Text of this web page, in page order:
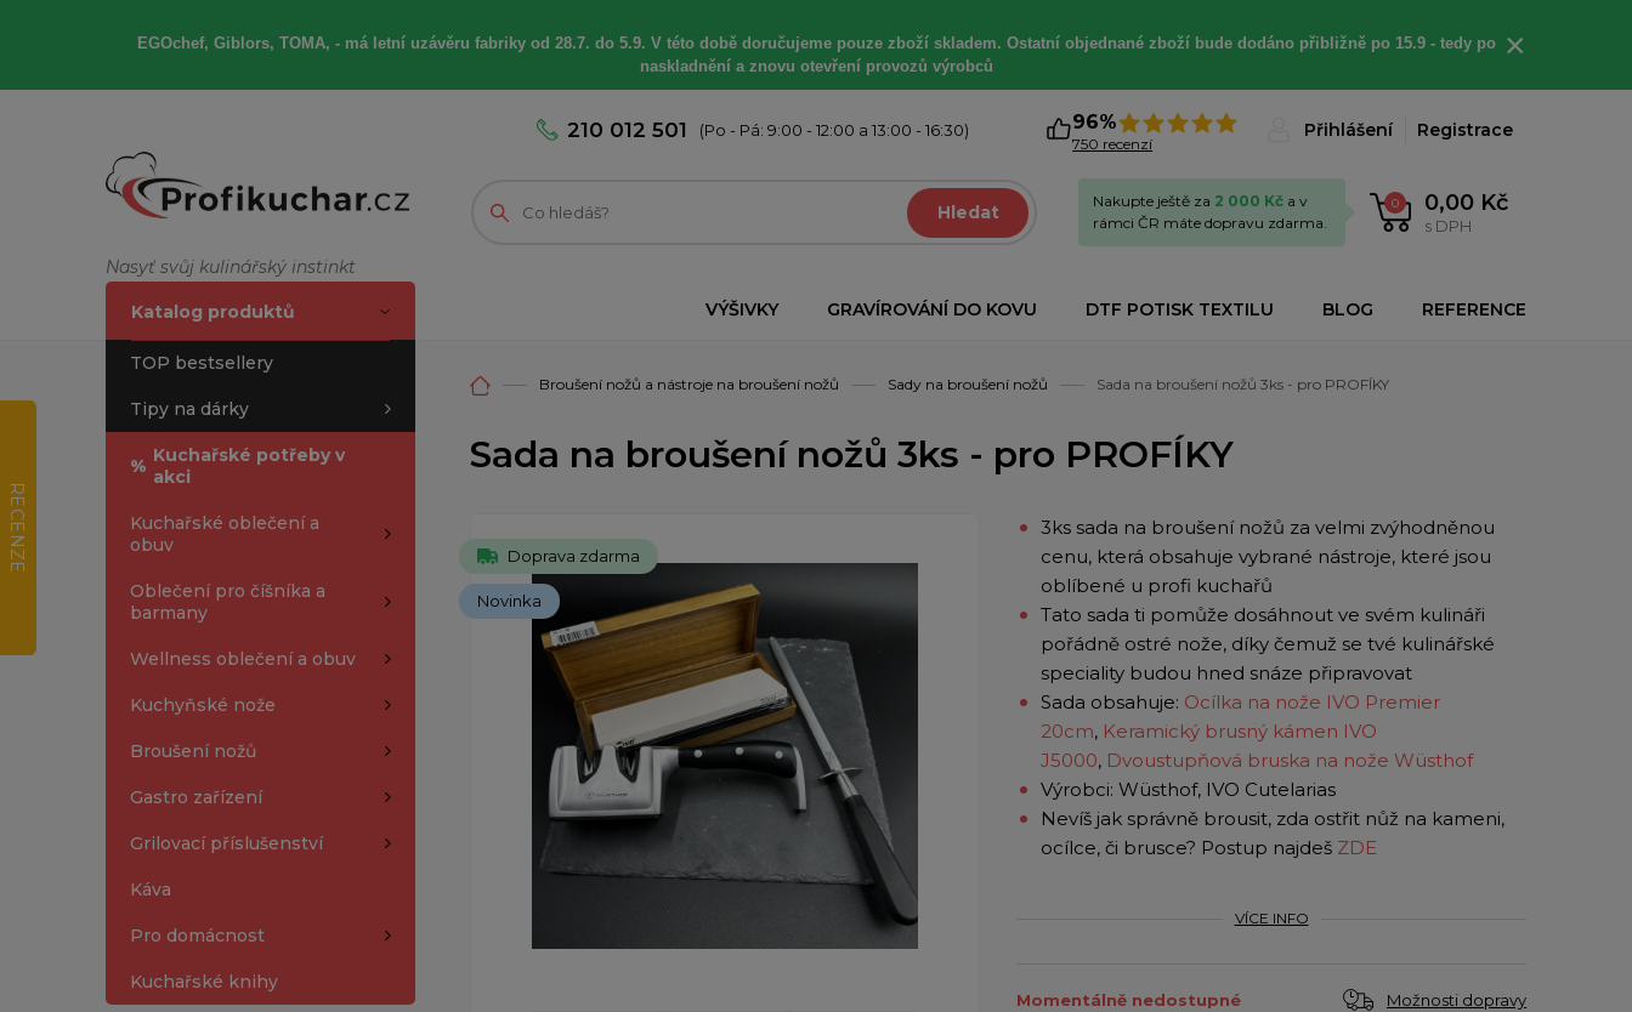
EGOchef, Giblors, TOMA, -má letní uzávěru fabriky od 28.7. do 5.9. V této době doručujeme pouze zboží skladem. Ostatní objednané zboží bude dodáno přibližně po 15.9 - tedy po
naskladnění a znovu otevření provozů výrobců
×
Nasyť svůj kulinářský instinkt
210 012 501 (Po - Pá: 9:00 - 12:00 a 13:00 - 16:30) 96%
750 recenzí
Přihlášení Registrace
Hledat 0 0,00 Kč
s DPH
Nakupte ještě za 2 000 Kč a v
rámci ČR máte dopravu zdarma.
VÝŠIVKY GRAVÍROVÁNÍ DO KOVU DTF POTISK TEXTILU BLOG REFERENCE
Katalog produktů
TOP bestsellery
Tipy na dárky
% Kuchařské potřeby v
akci
Kuchařské oblečení a
obuv
Oblečení pro číšníka a
barmany
Wellness oblečení a obuv
Kuchyňské nože
Broušení nožů
Gastro zařízení
Grilovací příslušenství
Káva
Pro domácnost
Kuchařské knihy
Broušení nožů a nástroje na broušení nožů Sady na broušení nožů Sada na broušení nožů 3ks - pro PROFÍKY
Sada na broušení nožů 3ks - pro PROFÍKY
Doprava zdarma
Novinka
3ks sada na broušení nožů za velmi zvýhodněnou
cenu, která obsahuje vybrané nástroje, které jsou
oblíbené u profi kuchařů
Tato sada ti pomůže dosáhnout ve svém kulináři
pořádně ostré nože, díky čemuž se tvé kulinářské
speciality budou hned snáze připravovat
Sada obsahuje: Ocílka na nože IVO Premier
20cm, Keramický brusný kámen IVO
J5000, Dvoustupňová bruska na nože Wüsthof
Výrobci: Wüsthof, IVO Cutelarias
Nevíš jak správně brousit, zda ostřit nůž na kameni,
ocílce, či brusce? Postup najdeš ZDE
VÍCE INFO
Momentálně nedostupné Možnosti dopravy
RECENZE